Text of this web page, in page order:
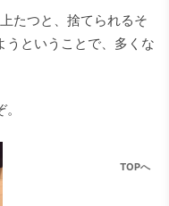
たつと、捨てられるそ
うということで、多くな
TOPへ